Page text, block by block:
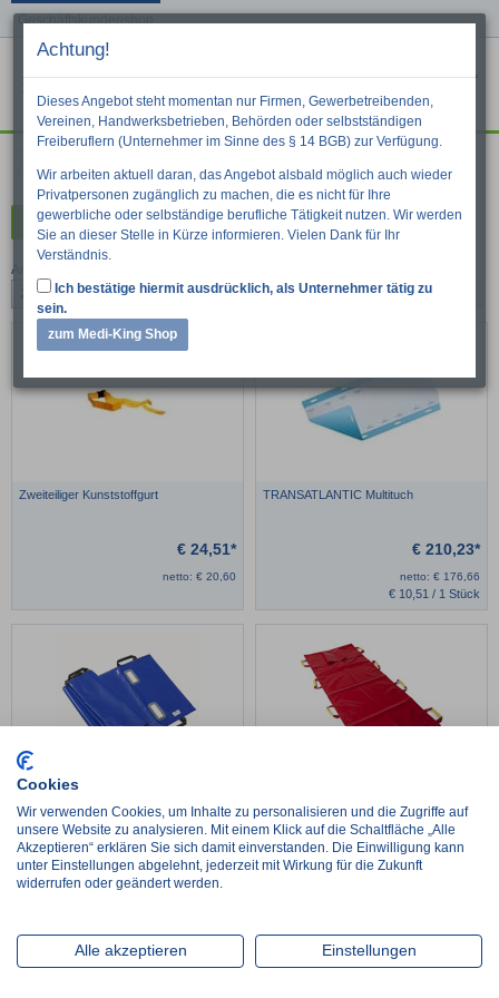
Geschäftskundenshop
Menu Suche
Kategorien
Artikel pro Seite:
48 96 1 2
»
Zweiteiliger Kunststoffgurt
€ 24,51*
netto: € 20,60
TRANSATLANTIC Multituch
€ 210,23*
netto: € 176,66
€ 10,51 / 1 Stück
plus
€99,96*
netto:€84,00
€ 90,00*
Achtung!
Dieses Angebot steht momentan nur Firmen, Gewerbetreibenden,
Vereinen, Handwerksbetrieben, Behörden oder selbstständigen
Freiberuflern (Unternehmer im Sinne des § 14 BGB) zur Verfügung.
Wir arbeiten aktuell daran, das Angebot alsbald möglich auch wieder
Privatpersonen zugänglich zu machen, die es nicht für Ihre
gewerbliche oder selbständige berufliche Tätigkeit nutzen. Wir werden
Sie an dieser Stelle in Kürze informieren. Vielen Dank für Ihr
Verständnis.
Ich bestätige hiermit ausdrücklich, als Unternehmer tätig zu
sein.
zum Medi-King Shop
Cookies
Wir verwenden Cookies, um Inhalte zu personalisieren und die Zugriffe auf
unsere Website zu analysieren. Mit einem Klick auf die Schaltfläche „Alle
Akzeptieren“ erklären Sie sich damit einverstanden. Die Einwilligung kann
unter Einstellungen abgelehnt, jederzeit mit Wirkung für die Zukunft
widerrufen oder geändert werden.
Alle akzeptieren Einstellungen